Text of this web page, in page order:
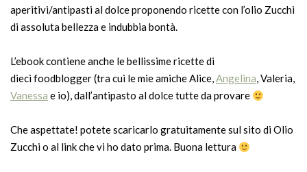
aperitivi/antipasti al dolce proponendo ricette con l’olio Zucchi
di assoluta bellezza e indubbia bontà.
L’ebook contiene anche le bellissime ricette di
dieci foodblogger (tra cui le mie amiche Alice,Angelina, Valeria,
Vanessa e io), dall’antipasto al dolce tutte da provare
Che aspettate! potete scaricarlo gratuitamente sul sito di Olio
Zucchi o al link che vi ho dato prima. Buona lettura